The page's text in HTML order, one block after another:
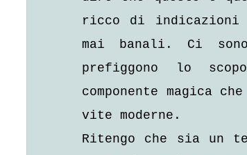
ricco di indicazioni
mai banali. Ci
prefiggono lo
componente magica
vite moderne.
Ritengo che sia un